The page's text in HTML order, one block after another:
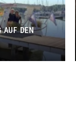
AUF DEN